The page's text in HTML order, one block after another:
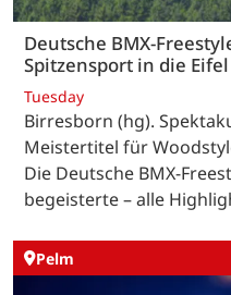
Deutsche BMX-
Spitzensport in die Eifel
Tuesday
Birresborn (hg).
Meistertitel für
Die Deutsche BMX-
begeisterte – alle
Pelm